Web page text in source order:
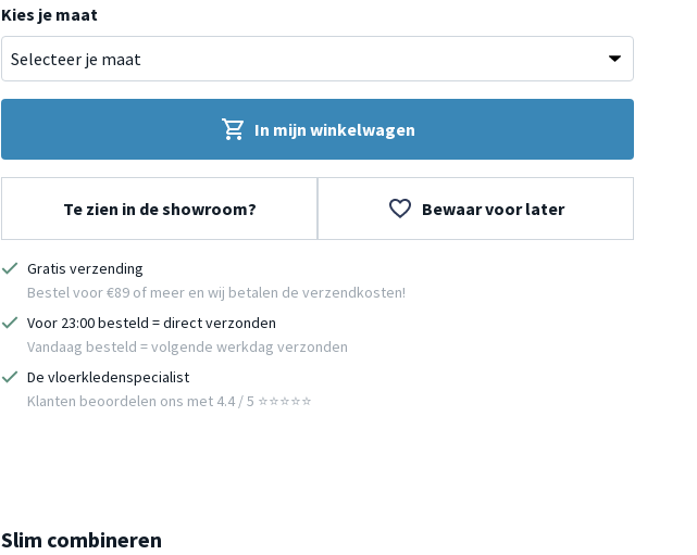
Kies je maat
In mijn winkelwagen
Te zien in de showroom? Bewaar voor later
Gratis verzending
Bestel voor €89 of meer en wij betalen de verzendkosten!
Voor 23:00 besteld = direct verzonden
Vandaag besteld = volgende werkdag verzonden
De vloerkledenspecialist
Klanten beoordelen ons met 4.4 / 5 ⭐⭐⭐⭐⭐
Slim combineren